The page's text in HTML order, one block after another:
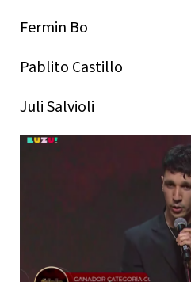
Fermin Bo
Pablito Castillo
Juli Salvioli